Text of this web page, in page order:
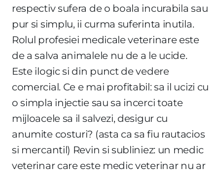
respectiv sufera de o boala incurabila sau
pur si simplu, ii curma suferinta inutila.
Rolul profesiei medicale veterinare este
de a salva animalele nu de a le ucide.
Este ilogic si din punct de vedere
comercial. Ce e mai profitabil: sa il ucizi cu
o simpla injectie sau sa incerci toate
mijloacele sa il salvezi, desigur cu
anumite costuri? (asta ca sa fiu rautacios
si mercantil) Revin si subliniez: un medic
veterinar care este medic veterinar nu ar